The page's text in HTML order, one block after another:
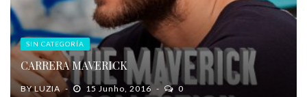
SIN CATEGORÍA
CARRERA MAVERICK
BYLUZIA 15 Junho, 2016 0